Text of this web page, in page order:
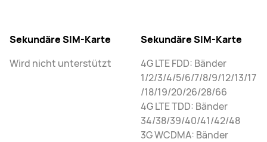
Sekundäre SIM-Karte
Wird nicht unterstützt
Sekundäre SIM-Karte
4G LTE FDD: Bänder
1/2/3/4/5/6/7/8/9/12/13/17
/18/19/20/26/28/66
4G LTE TDD: Bänder
34/38/39/40/41/42/48
3G WCDMA: Bänder